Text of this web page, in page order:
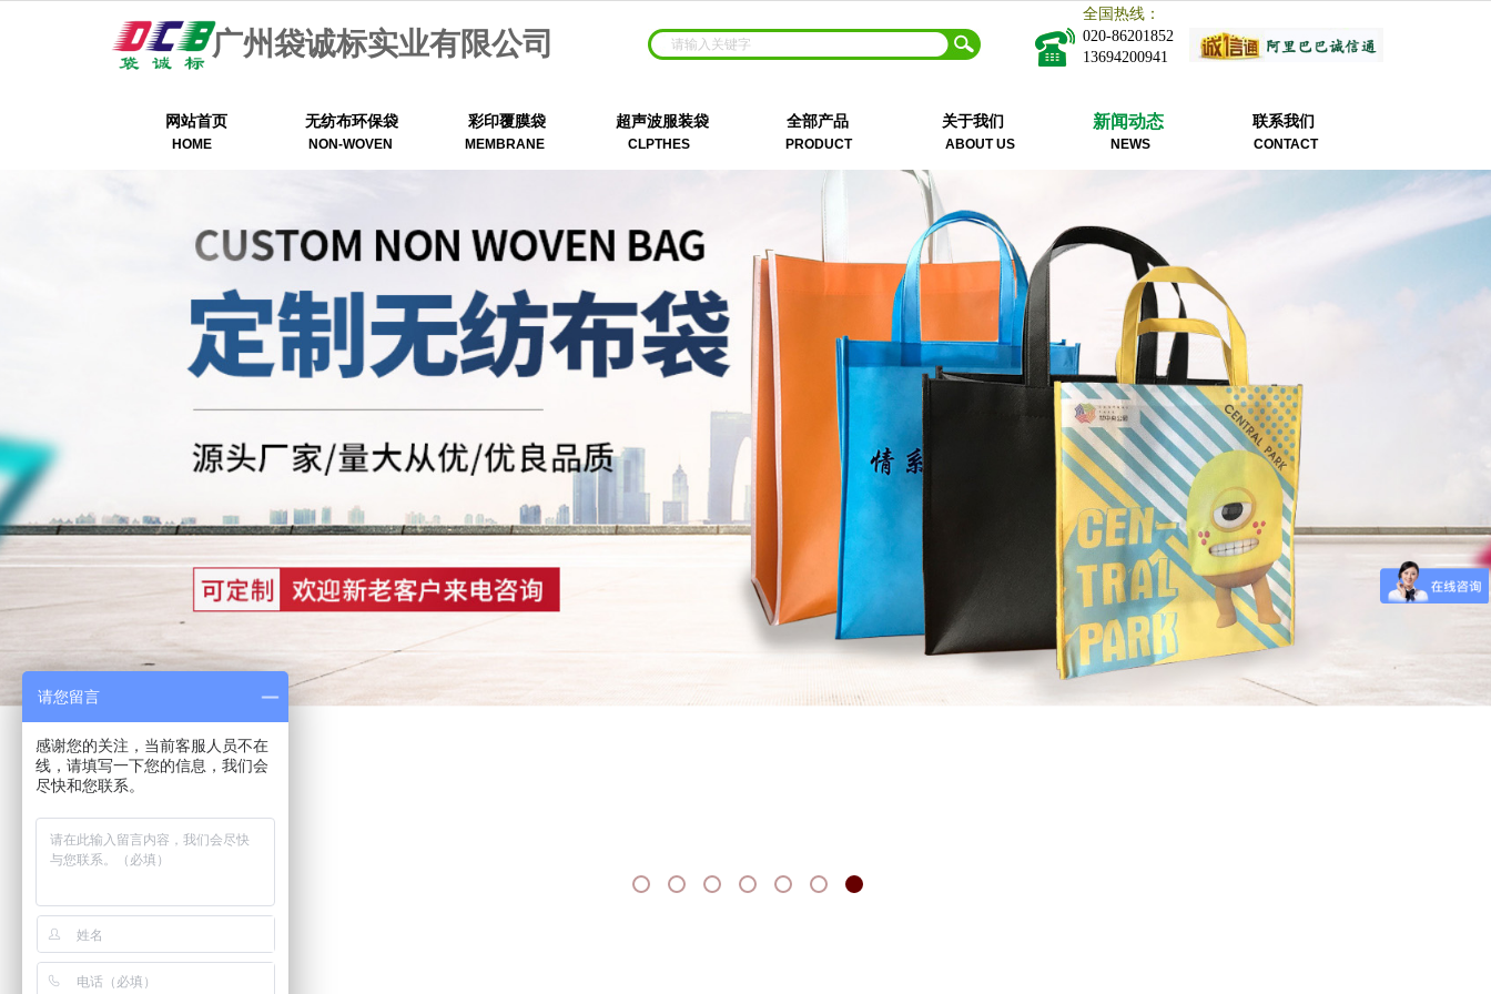
全国热线：
广州袋诚标实业有限公司
020-86201852
13694200941
网站首页 无纺布环保袋 彩印覆膜袋 超声波服装袋 全部产品 关于我们 新闻动态 联系我们
NEWS CONTACT
NON-WOVEN
HOME CLPTHES ABOUT US
PRODUCT
MEMBRANE
请您留言
感谢您的关注，当前客服人员不在
线，请填写一下您的信息，我们会
尽快和您联系。